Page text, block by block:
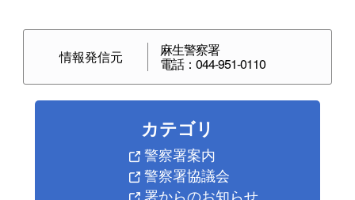
情報発信元 麻生警察署
電話：044-951-0110
カテゴリ
警察署案内
警察署協議会
署からのお知らせ